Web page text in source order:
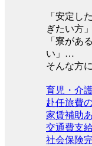
「安定し
ぎたい方」
「寮があ
い」…
そんな方
育児・介
赴任旅費
家賃補助
交通費支
社会保険